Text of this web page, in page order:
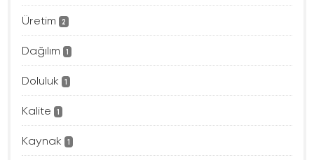
Üretim 2
Dağılım 1
Doluluk 1
Kalite 1
Kaynak 1